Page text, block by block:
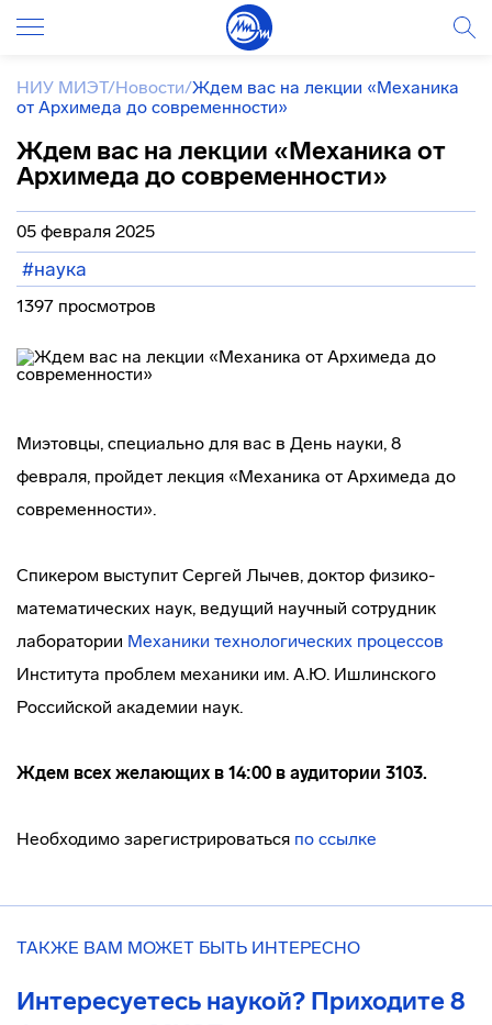
НИУ МИЭТ/Новости/Ждем вас на лекции «Механика
от Архимеда до современности»
Ждем вас на лекции «Механика от
Архимеда до современности»
05 февраля 2025
#наука
1397 просмотров
Миэтовцы, специально для вас в День науки, 8
февраля, пройдет лекция «Механика от Архимеда до
современности».
Спикером выступит Сергей Лычев, доктор физико-
математических наук, ведущий научный сотрудник
лаборатории Механики технологических процессов
Института проблем механики им. А.Ю. Ишлинского
Российской академии наук.
Ждем всех желающих в 14:00 в аудитории 3103.
Необходимо зарегистрироваться по ссылке
ТАКЖЕ ВАМ МОЖЕТ БЫТЬ ИНТЕРЕСНО
Интересуетесь наукой? Приходите 8